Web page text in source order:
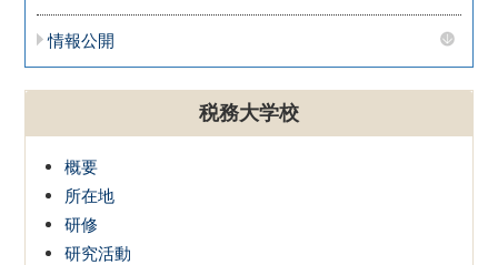
情報公開
税務大学校
概要
所在地
研修
研究活動